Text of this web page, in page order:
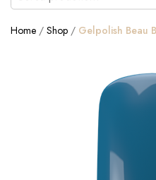
Home / Shop / Gelpolish Beau